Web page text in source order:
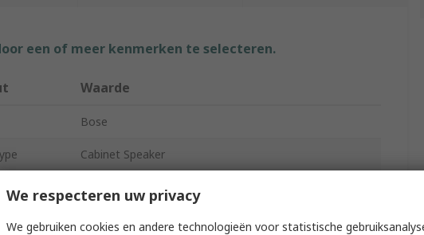
een of meer kenmerken te selecteren.
Waarde
Bose
Cabinet Speaker
16Ω
We respecteren uw privacy
We gebruiken cookies en andere technologieën voor statistische